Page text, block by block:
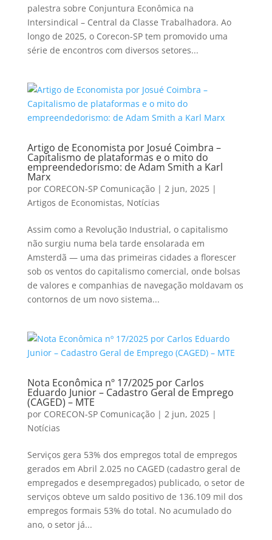
palestra sobre Conjuntura Econômica na
Intersindical – Central da Classe Trabalhadora. Ao
longo de 2025, o Corecon-SP tem promovido uma
série de encontros com diversos setores...
Artigo de Economista por Josué Coimbra –
Capitalismo de plataformas e o mito do
empreendedorismo: de Adam Smith a Karl
Marx
por CORECON-SP Comunicação| 2 jun, 2025|
Artigos de Economistas, Notícias
Assim como a Revolução Industrial, o capitalismo
não surgiu numa bela tarde ensolarada em
Amsterdã — uma das primeiras cidades a florescer
sob os ventos do capitalismo comercial, onde bolsas
de valores e companhias de navegação moldavam os
contornos de um novo sistema...
Nota Econômica nº 17/2025 por Carlos
Eduardo Junior – Cadastro Geral de Emprego
(CAGED) – MTE
por CORECON-SP Comunicação| 2 jun, 2025|
Notícias
Serviços gera 53% dos empregos total de empregos
gerados em Abril 2.025 no CAGED (cadastro geral de
empregados e desempregados) publicado, o setor de
serviços obteve um saldo positivo de 136.109 mil dos
empregos formais 53% do total. No acumulado do
ano, o setor já...